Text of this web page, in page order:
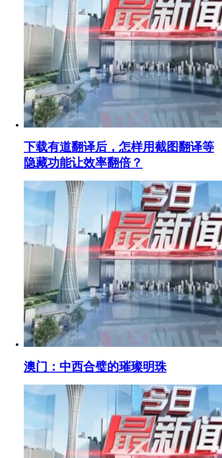
下载有道翻译后，怎样用截图翻译等
隐藏功能让效率翻倍？
澳门：中西合璧的璀璨明珠